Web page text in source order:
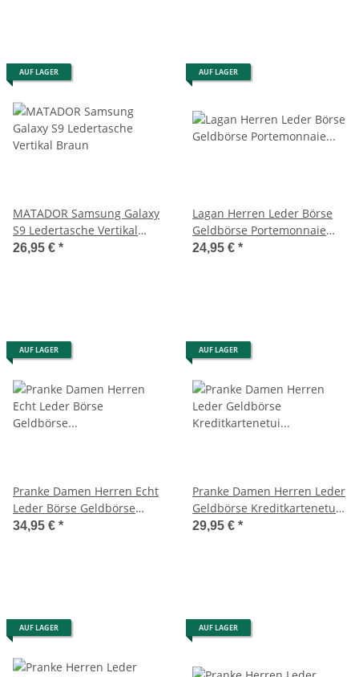
AUF LAGER
MATADOR Samsung Galaxy
S9 Ledertasche Vertikal
Braun
26,95 € *
AUF LAGER
Lagan Herren Leder Börse
Geldbörse Portemonnaie
Geldbeutel Brieftasche
24,95 € *
AUF LAGER
Pranke Damen Herren Echt
Leder Börse Geldbörse
Portemonnaie Geldbeutel
34,95 € *
AUF LAGER
Pranke Damen Herren Leder
Geldbörse Kreditkartenetui
Karten-Visitenkarten-Etui
29,95 € *
AUF LAGER AUF LAGER